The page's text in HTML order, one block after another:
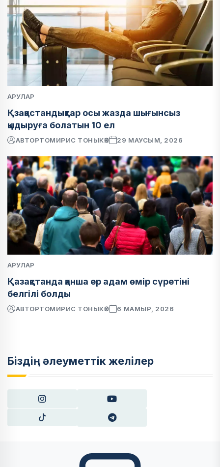
АРУЛАР
Қзақастандықтар осы жазда шығынсыз
қыдыруға болатын 10 ел
АВТОРТОМИРИС ТОНЫКӨК 29 МАУСЫМ, 2026
АРУЛАР
Қазақстанда қанша ер адам өмір сүретіні
белгілі болды
АВТОРТОМИРИС ТОНЫКӨК 6 МАМЫР, 2026
Біздің әлеуметтік желілер